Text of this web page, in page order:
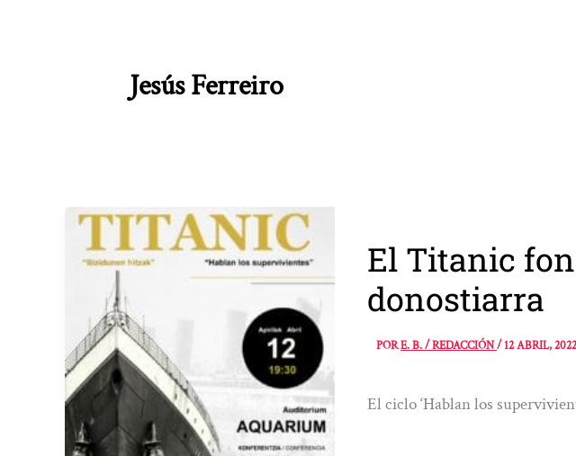
Jesús Ferreiro
El Titanic
donostiarra
PORE. B. / REDACCIÓN/12 ABRIL, 2022
El ciclo ‘Hablan los